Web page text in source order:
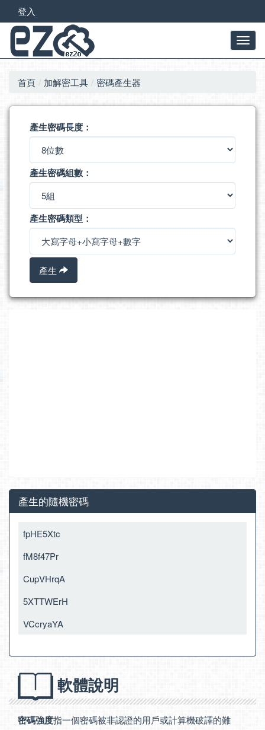
登入
首頁 加解密工具 密碼產生器
產生密碼長度：
產生密碼組數：
產生密碼類型：
產生
產生的隨機密碼
fpHE5Xtc
fM8f47Pr
CupVHrqA
5XTTWErH
VCcryaYA
軟體說明
密碼強度指一個密碼被非認證的用戶或計算機破譯的難